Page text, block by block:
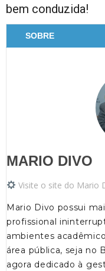
bem conduzida!
SOBRE
MARIO DIVO
Visite o site do Mario
Mario Divo possui
profissional
ambientes
área pública, seja no
agora dedicado à